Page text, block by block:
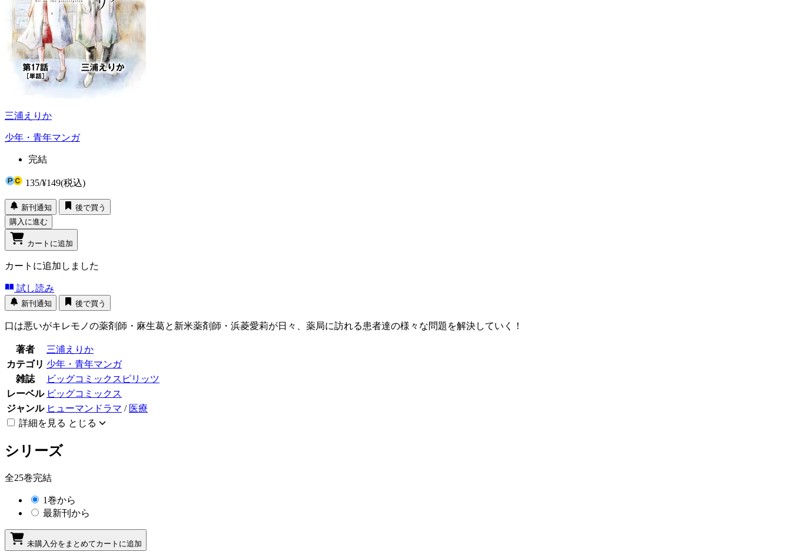
三浦えりか
少年・青年マンガ
完結
135/¥149(税込)
新刊通知
後で買う
購入に進む
カートに追加
カートに追加しました
試し読み
新刊通知 後で買う
口は悪いがキレモノの薬剤師・麻生葛と新米薬剤師・浜菱愛莉が日々、薬局に訪れる患者達の様々な問題を解決していく！
著者
三浦えりか
カテゴリ 少年・青年マンガ
雑誌
ビッグコミックスピリッツ
レーベル ビッグコミックス
ジャンル ヒューマンドラマ / 医療
詳細を見る とじる
シリーズ
全25巻完結
1巻から
最新刊から
未購入分をまとめてカートに追加